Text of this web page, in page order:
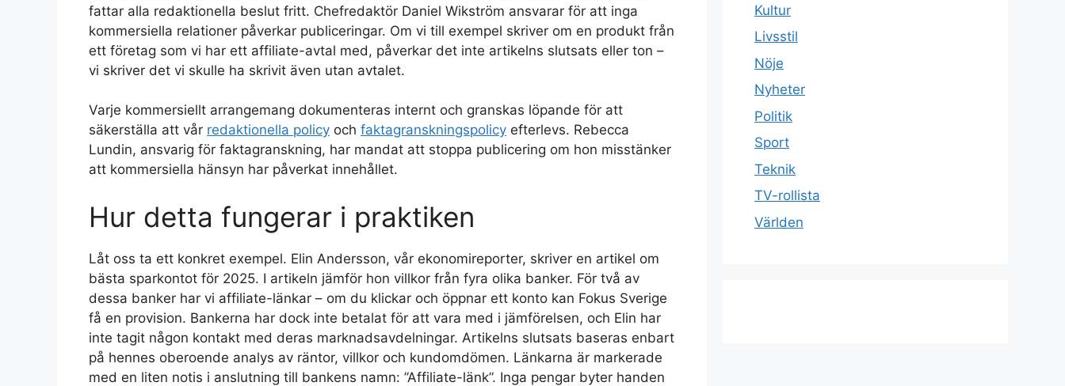
fattar alla redaktionella beslut fritt. Chefredaktör Daniel Wikström ansvarar för att inga
kommersiella relationer påverkar publiceringar. Om vi till exempel skriver om en produkt från
ett företag som vi har ett affiliate-avtal med, påverkar det inte artikelns slutsats eller ton –
vi skriver det vi skulle ha skrivit även utan avtalet.
Varje kommersiellt arrangemang dokumenteras internt och granskas löpande för att
säkerställa att vår redaktionella policy och faktagranskningspolicy efterlevs. Rebecca
Lundin, ansvarig för faktagranskning, har mandat att stoppa publicering om hon misstänker
att kommersiella hänsyn har påverkat innehållet.
Hur detta fungerar i praktiken
Låt oss ta ett konkret exempel. Elin Andersson, vår ekonomireporter, skriver en artikel om
bästa sparkontot för 2025. I artikeln jämför hon villkor från fyra olika banker. För två av
dessa banker har vi affiliate-länkar – om du klickar och öppnar ett konto kan Fokus Sverige
få en provision. Bankerna har dock inte betalat för att vara med i jämförelsen, och Elin har
inte tagit någon kontakt med deras marknadsavdelningar. Artikelns slutsats baseras enbart
på hennes oberoende analys av räntor, villkor och kundomdömen. Länkarna är markerade
med en liten notis i anslutning till bankens namn: ”Affiliate-länk”. Inga pengar byter handen
Kultur
Livsstil
Nöje
Nyheter
Politik
Sport
Teknik
TV-rollista
Världen